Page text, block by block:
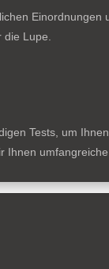
Einordnungen
die Lupe.
Tests, um
Ihnen